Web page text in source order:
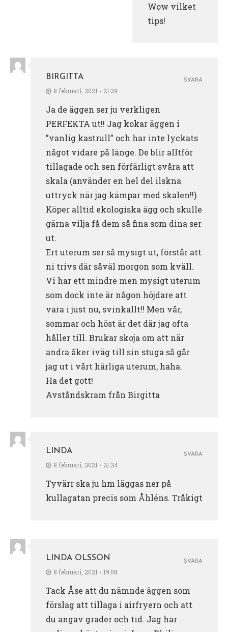
Wow vilket
tips!
BIRGITTA
8 februari, 2021 - 21:29
Ja de äggen ser ju verkligen
PERFEKTA ut!! Jag kokar äggen i
”vanlig kastrull” och har inte lyckats
något vidare på länge. De blir alltför
tillagade och sen förfärligt svåra att
skala (använder en hel del ilskna
uttryck när jag kämpar med skalen!!).
Köper alltid ekologiska ägg och skulle
gärna vilja få dem så fina som dina ser
ut.
Ert uterum ser så mysigt ut, förstår att
ni trivs där såväl morgon som kväll.
Vi har ett mindre men mysigt uterum
som dock inte är någon höjdare att
vara i just nu, svinkallt!! Men vår,
sommar och höst är det där jag ofta
håller till. Brukar skoja om att när
andra åker iväg till sin stuga så går
jag ut i vårt härliga uterum, haha.
Ha det gott!
Avståndskram från Birgitta
SVARA
LINDA
8 februari, 2021 - 21:24
Tyvärr ska ju hm läggas ner på
kullagatan precis som Åhléns. Tråkigt
SVARA
LINDA OLSSON
8 februari, 2021 - 19:08
Tack Åse att du nämnde äggen som
förslag att tillaga i airfryern och att
du angav grader och tid. Jag har
SVARA